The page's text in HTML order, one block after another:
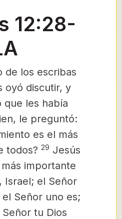
12:28-
de los escribas
oyó discutir, y
que les había
le preguntó:
es el más
todos? 29 Jesús
importante
Israel; el Señor
Señor uno es;
tu Dios